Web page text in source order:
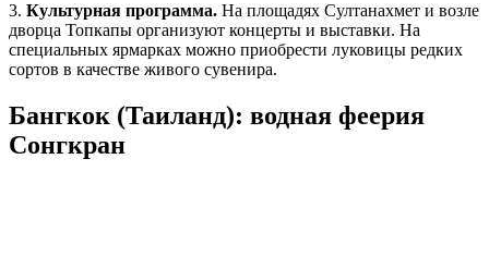
3. Культурная программа. На площадях Султанахмет и возле
дворца Топкапы организуют концерты и выставки. На
специальных ярмарках можно приобрести луковицы редких
сортов в качестве живого сувенира.
Бангкок (Таиланд): водная феерия
Сонгкран